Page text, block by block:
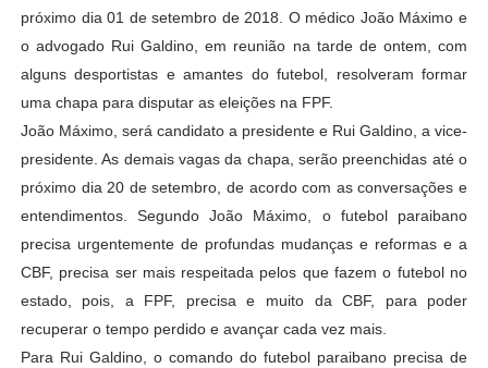
próximo dia 01 de setembro de 2018. O médico João Máximo e
o advogado Rui Galdino, em reunião na tarde de ontem, com
alguns desportistas e amantes do futebol, resolveram formar
uma chapa para disputar as eleições na FPF.
João Máximo, será candidato a presidente e Rui Galdino, a vice-
presidente. As demais vagas da chapa, serão preenchidas até o
próximo dia 20 de setembro, de acordo com as conversações e
entendimentos. Segundo João Máximo, o futebol paraibano
precisa urgentemente de profundas mudanças e reformas e a
CBF, precisa ser mais respeitada pelos que fazem o futebol no
estado, pois, a FPF, precisa e muito da CBF, para poder
recuperar o tempo perdido e avançar cada vez mais.
Para Rui Galdino, o comando do futebol paraibano precisa de